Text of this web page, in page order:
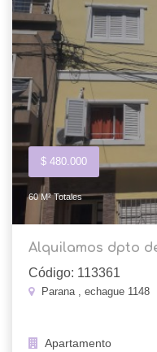
$ 480.000
60 M² Totales
Alquilamos dpto
Código: 113361
Parana , echague 1148
Apartamento